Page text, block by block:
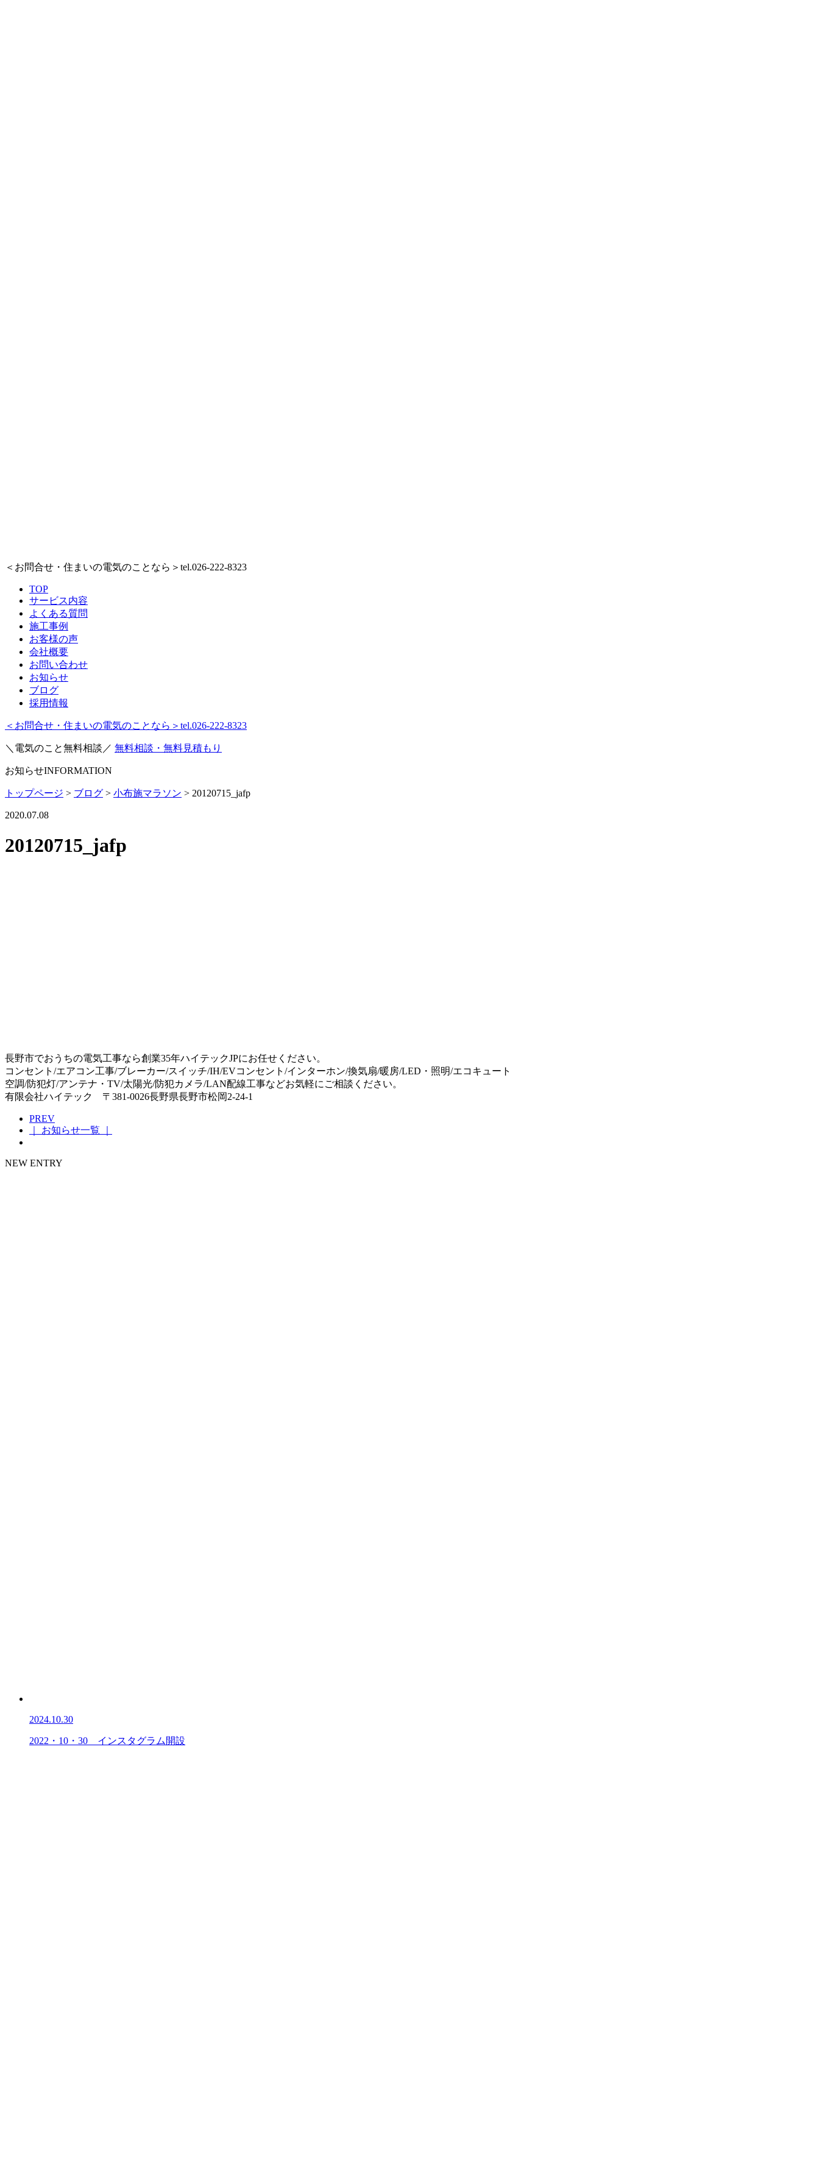
＜お問合せ・住まいの電気のことなら＞ tel.026-222-8323
TOP
サービス内容
よくある質問
施工事例
お客様の声
会社概要
お問い合わせ
お知らせ
ブログ
採用情報
＜お問合せ・住まいの電気のことなら＞ tel.026-222-8323
＼電気のこと無料相談／ 無料相談・無料見積もり
お知らせINFORMATION
トップページ > ブログ > 小布施マラソン > 20120715_jafp
2020.07.08
20120715_jafp
長野市でおうちの電気工事なら創業35年ハイテックJPにお任せください。
コンセント/エアコン工事/ブレーカー/スイッチ/IH/EVコンセント/インターホン/換気扇/暖房/LED・照明/エコキュート
空調/防犯灯/アンテナ・TV/太陽光/防犯カメラ/LAN配線工事などお気軽にご相談ください。
有限会社ハイテック 〒381-0026長野県長野市松岡2-24-1
PREV
｜ お知らせ一覧 ｜
NEW ENTRY
2024.10.30
2022・10・30 インスタグラム開設